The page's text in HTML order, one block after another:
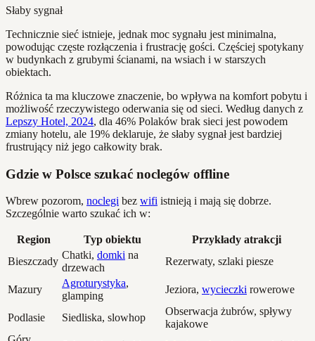
Słaby sygnał
Technicznie sieć istnieje, jednak moc sygnału jest minimalna,
powodując częste rozłączenia i frustrację gości. Częściej spotykany
w budynkach z grubymi ścianami, na wsiach i w starszych
obiektach.
Różnica ta ma kluczowe znaczenie, bo wpływa na komfort pobytu i
możliwość rzeczywistego oderwania się od sieci. Według danych z
Lepszy Hotel, 2024, dla 46% Polaków brak sieci jest powodem
zmiany hotelu, ale 19% deklaruje, że słaby sygnał jest bardziej
frustrujący niż jego całkowity brak.
Gdzie w Polsce szukać noclegów offline
Wbrew pozorom, noclegi bez wifi istnieją i mają się dobrze.
Szczególnie warto szukać ich w:
Region Typ obiektu
Przykłady atrakcji
Bieszczady
Chatki, domki na
drzewach
Rezerwaty, szlaki piesze
Mazury
Agroturystyka,
glamping
Jeziora, wycieczki rowerowe
Podlasie Siedliska, slowhop
Obserwacja żubrów, spływy
kajakowe